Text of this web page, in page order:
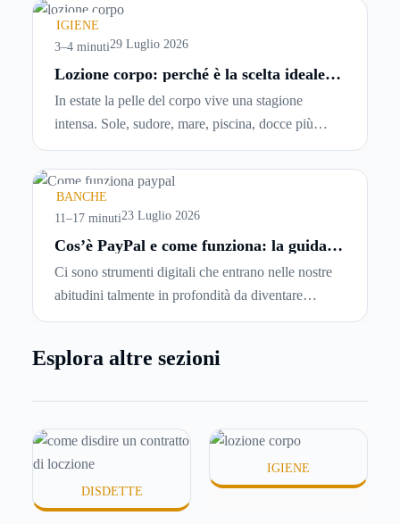
chiedersi se è possibile
locazioneprima che scada. In questa guida
capiremo come inviare la disdetta per un contratto
IGIENE
3–4 minuti29 Luglio 2026
Lozione corpo: perché è la scelta ideale
In estate la pelle del corpo vive una stagione
intensa. Sole, sudore, mare, piscina, docce più
frequenti e aria condizionata possono renderla
meno morbida, più disidratata o semplicemente
meno confortevole. Eppure, proprio nei mesi caldi,
molte persone smettono di applicare prodotti
idratanti perché temono texture pesanti, appiccicose
BANCHE
11–17 minuti23 Luglio 2026
Cos’è PayPal e come funziona: la guida
privati
Ci sono strumenti digitali che entrano nelle nostre
abitudini talmente in profondità da diventare
riferimenti assoluti. PayPal è uno di questi. Lo usi
online, per mandare venti euro a un amico. Ma se ti
probabilmente non hai una risposta precisa su come
funziona PayPal.
Esplora altre sezioni
DISDETTE
IGIENE